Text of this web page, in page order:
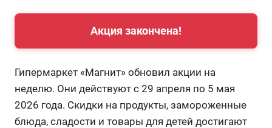
Акция закончена!
Гипермаркет «Магнит» обновил акции на
неделю. Они действуют с 29 апреля по 5 мая
2026 года. Скидки на продукты, замороженные
блюда, сладости и товары для детей достигают